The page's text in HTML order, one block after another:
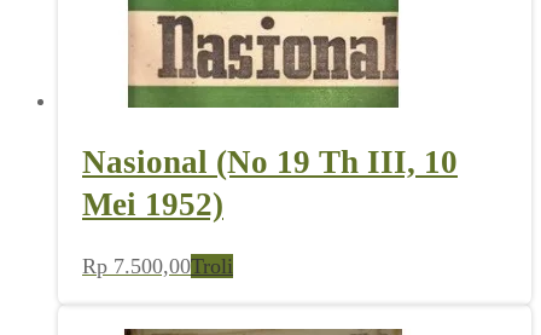
Nasional (No 19 Th III, 10
Mei 1952)
Rp 7.500,00Troli